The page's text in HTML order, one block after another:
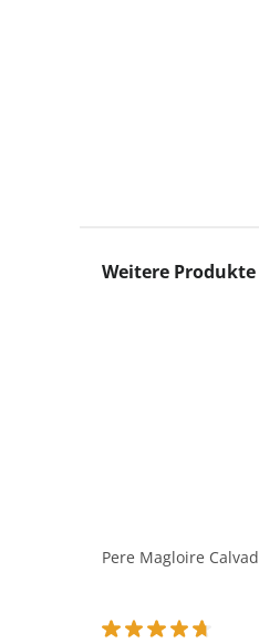
Produktgalerie
Weitere
Pere Magloire